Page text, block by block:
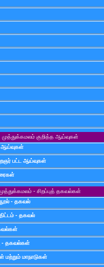
முத்துக்கமலம் குறித்த ஆய்வுகள்
ஆய்வுகள்
பட்ட ஆய்வுகள்
- சிறப்புத் தகவல்கள்
- தகவல்
- தகவல்
- தகவல்கள்
மற்றும் மாநாடுகள்